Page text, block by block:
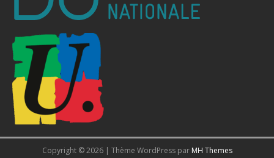
Copyright © 2026 | Thème WordPress par MH Themes